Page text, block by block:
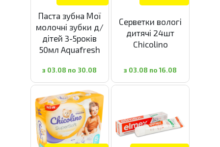
Паста зубна Мої
молочні зубки д/
дітей 3-5років
50мл Aquafresh
з 03.08 по 30.08
Серветки вологі
дитячі 24шт
Chicolino
з 03.08 по 16.08